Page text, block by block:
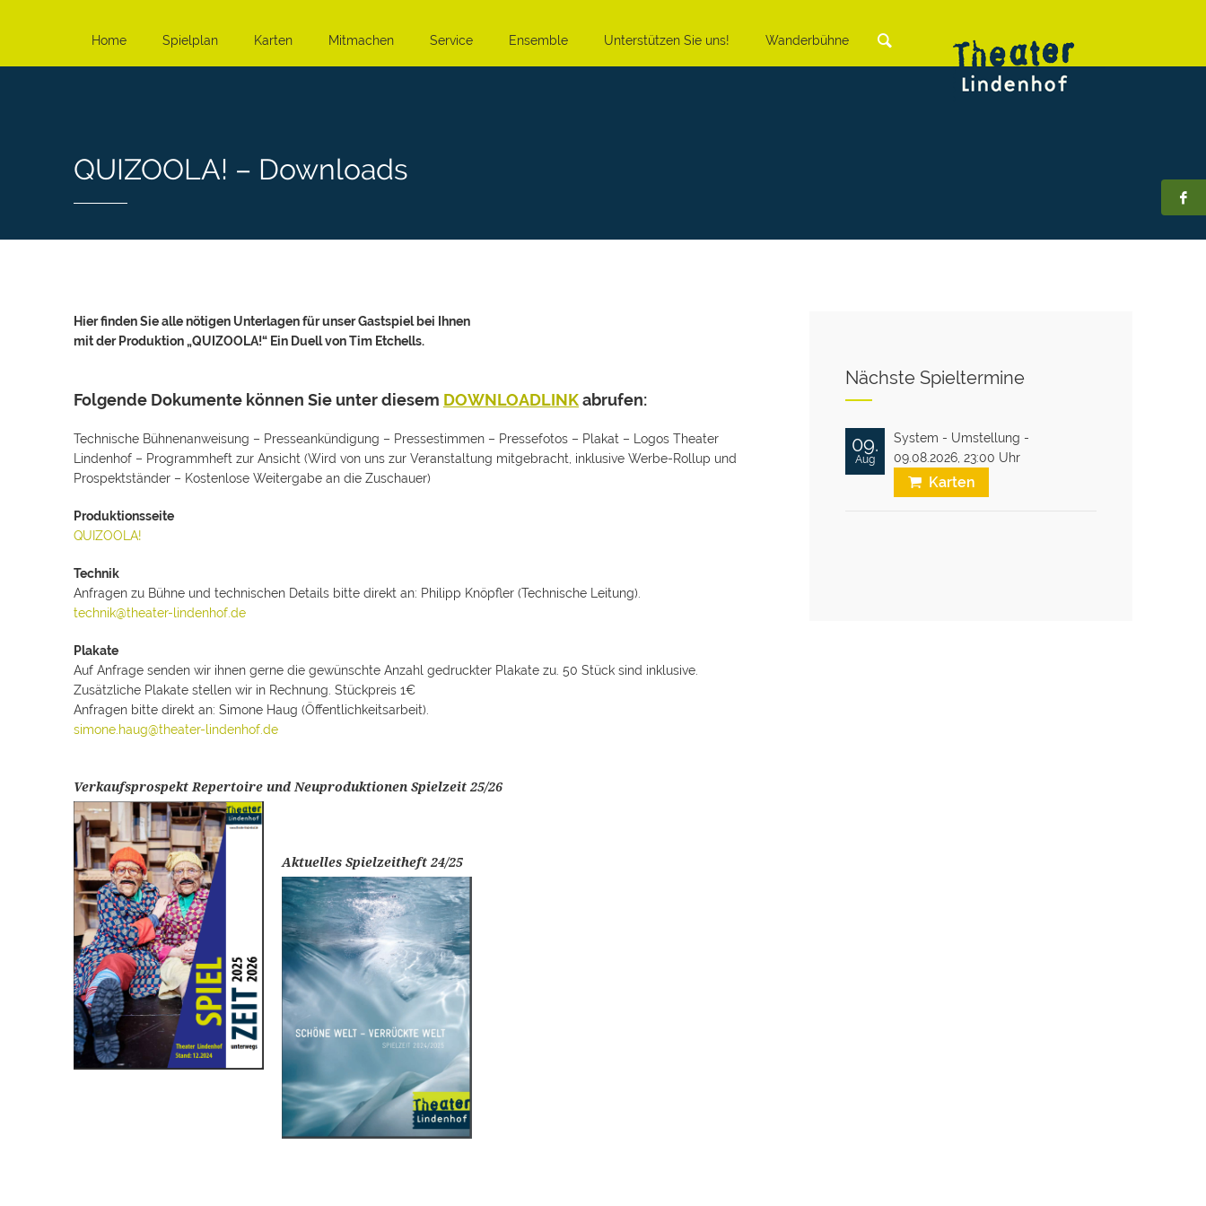
Home Spielplan Karten Mitmachen Service Ensemble Unterstützen Sie uns! Wanderbühne
QUIZOOLA! – Downloads
Hier finden Sie alle nötigen Unterlagen für unser Gastspiel bei Ihnen
mit der Produktion „QUIZOOLA!“ Ein Duell von Tim Etchells.
Folgende Dokumente können Sie unter diesem DOWNLOADLINKabrufen:
Technische Bühnenanweisung – Presseankündigung – Pressestimmen – Pressefotos – Plakat – Logos Theater
Lindenhof – Programmheft zur Ansicht (Wird von uns zur Veranstaltung mitgebracht, inklusive Werbe-Rollup und
Prospektständer – Kostenlose Weitergabe an die Zuschauer)
Produktionsseite
QUIZOOLA!
Technik
Anfragen zu Bühne und technischen Details bitte direkt an: Philipp Knöpfler (Technische Leitung).
technik@theater-lindenhof.de
Plakate
Auf Anfrage senden wir ihnen gerne die gewünschte Anzahl gedruckter Plakate zu. 50 Stück sind inklusive.
Zusätzliche Plakate stellen wir in Rechnung. Stückpreis 1€
Anfragen bitte direkt an: Simone Haug (Öffentlichkeitsarbeit).
simone.haug@theater-lindenhof.de
Verkaufsprospekt Repertoire und Neuproduktionen Spielzeit 25/26
Aktuelles Spielzeitheft 24/25
Nächste Spieltermine
09.
Aug
System - Umstellung -
09.08.2026, 23:00 Uhr
Karten